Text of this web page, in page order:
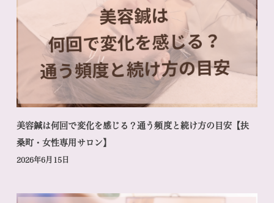
美容鍼は何回で変化を感じる？通う頻度と続け方の目安【扶
桑町・女性専用サロン】
2026年6月15日